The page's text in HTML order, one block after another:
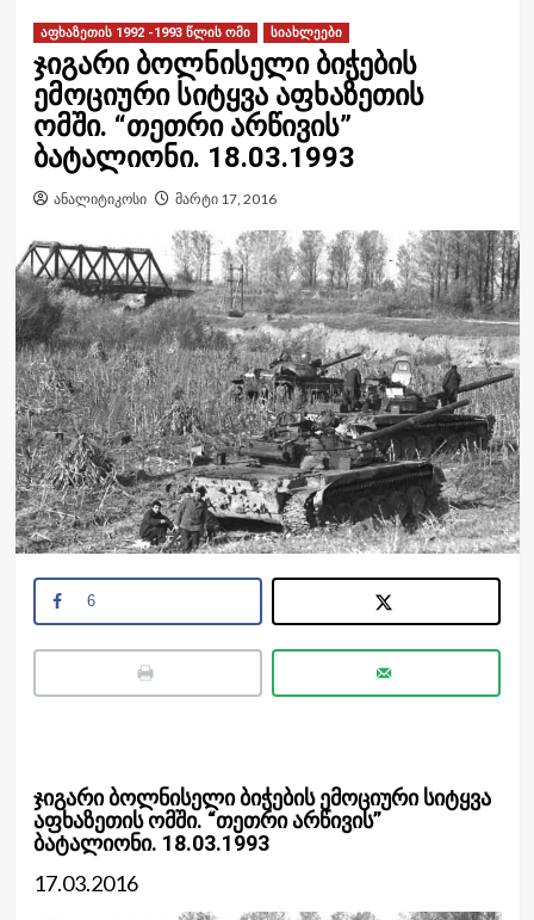
აფხაზეთის 1992 -1993 წლის ომი სიახლეები
ჯიგარი ბოლნისელი ბიჭების
ემოციური სიტყვა აფხაზეთის
ომში. “თეთრი არწივის”
ბატალიონი. 18.03.1993
ანალიტიკოსი მარტი 17, 2016
6
ჯიგარი ბოლნისელი ბიჭების ემოციური სიტყვა
აფხაზეთის ომში. “თეთრი არწივის”
ბატალიონი. 18.03.1993
17.03.2016